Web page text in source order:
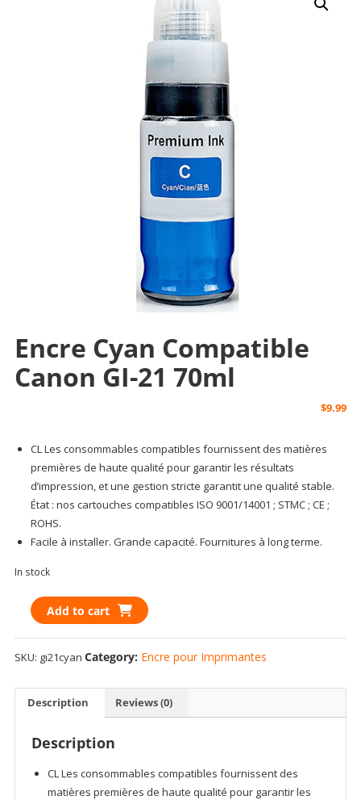
Encre Cyan Compatible
Canon GI-21 70ml
$9.99
CL Les consommables compatibles fournissent des matières
premières de haute qualité pour garantir les résultats
d’impression, et une gestion stricte garantit une qualité stable.
État : nos cartouches compatibles ISO 9001/14001 ; STMC ; CE ;
ROHS.
Facile à installer. Grande capacité. Fournitures à long terme.
In stock
Encre
cyan
compatible
canon
Add to cart
SKU: gi21cyan Category: Encre pour Imprimantes
Description Reviews (0)
Description
CL Les consommables compatibles fournissent des
matières premières de haute qualité pour garantir les